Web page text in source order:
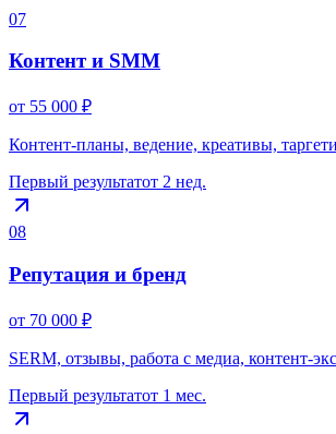
07
Контент и SMM
от 55 000 ₽
Контент‑планы, ведение, креативы,
Первый результатот 2 нед.
08
Репутация и бренд
от 70 000 ₽
SERM, отзывы, работа с медиа,
Первый результатот 1 мес.